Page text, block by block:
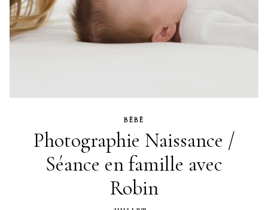
BÉBÉ
Photographie Naissance /
Séance en famille avec
Robin